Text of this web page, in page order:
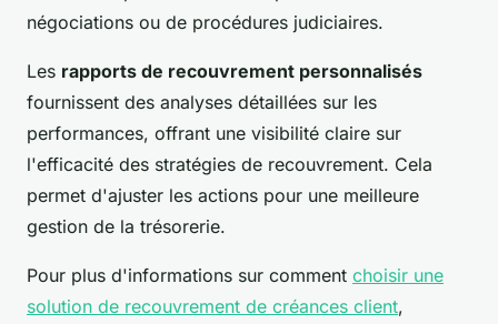
négociations ou de procédures judiciaires.
Les rapports de recouvrement personnalisés
fournissent des analyses détaillées sur les
performances, offrant une visibilité claire sur
l'efficacité des stratégies de recouvrement. Cela
permet d'ajuster les actions pour une meilleure
gestion de la trésorerie.
Pour plus d'informations sur comment choisir une
solution de recouvrement de créances client,